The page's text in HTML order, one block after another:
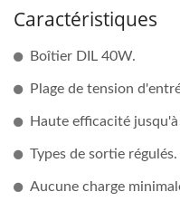
Caractéristiques
Boîtier DIL 40W.
Plage de tension
Haute efficacité jusqu'à
Types de sortie régulés.
Aucune charge